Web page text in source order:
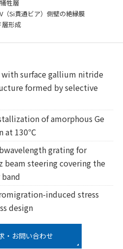
牲層
（Si貫通ビア）側壁の絶縁膜
層形成
surface gallium nitride
formed by selective
of amorphous Ge
at 130℃
grating for
beam steering covering the
induced stress
design
・お問い合わせ